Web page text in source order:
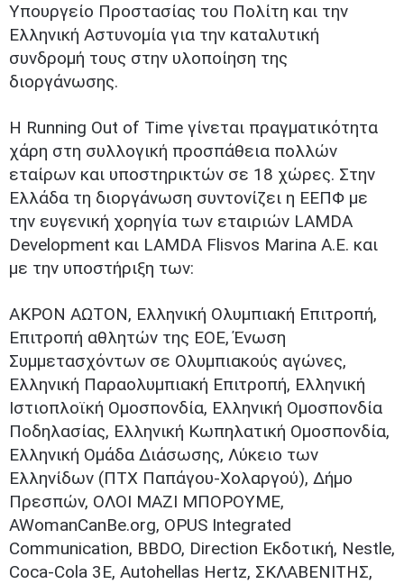
Υπουργείο Προστασίας του Πολίτη και την
Ελληνική Αστυνομία για την καταλυτική
συνδρομή τους στην υλοποίηση της
διοργάνωσης.
Η Running Out of Time γίνεται πραγματικότητα
χάρη στη συλλογική προσπάθεια πολλών
εταίρων και υποστηρικτών σε 18 χώρες. Στην
Ελλάδα τη διοργάνωση συντονίζει η ΕΕΠΦ με
την ευγενική χορηγία των εταιριών LAMDA
Development και LAMDA Flisvos Marina Α.Ε. και
με την υποστήριξη των:
ΑΚΡΟΝ ΑΩΤΟΝ, Ελληνική Ολυμπιακή Επιτροπή,
Επιτροπή αθλητών της ΕΟΕ, Ένωση
Συμμετασχόντων σε Ολυμπιακούς αγώνες,
Ελληνική Παραολυμπιακή Επιτροπή, Ελληνική
Ιστιοπλοϊκή Ομοσπονδία, Ελληνική Ομοσπονδία
Ποδηλασίας, Ελληνική Κωπηλατική Ομοσπονδία,
Ελληνική Ομάδα Διάσωσης, Λύκειο των
Ελληνίδων (ΠΤΧ Παπάγου-Χολαργού), Δήμο
Πρεσπών, ΟΛΟΙ ΜΑΖΙ ΜΠΟΡΟΥΜΕ,
AWomanCanBe.org, OPUS Integrated
Communication, BBDO, Direction Εκδοτική, Nestle,
Coca-Cola 3E, Autohellas Hertz, ΣΚΛΑΒΕΝΙΤΗΣ,